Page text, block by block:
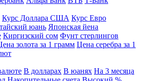
Курс Доллара США Курс Евро
юань Японская йена
Киргизский сом Фунт стерлингов
золота за 1 грамм Цена серебра за 1
В долларах В юанях На 3 месяца